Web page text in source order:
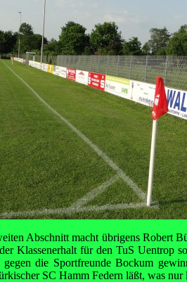
Abschnitt macht übrigens Robert
Klassenerhalt für den TuS Uentrop
gegen die Sportfreunde Bockum
SC Hamm Federn läßt, was nur